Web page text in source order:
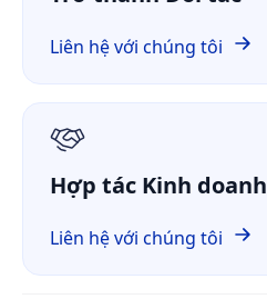
Tài chính
ComPDF trên GitHub
Liên hệ với chúng tôi
Hợp tác Kinh doanh
Liên hệ với chúng tôi